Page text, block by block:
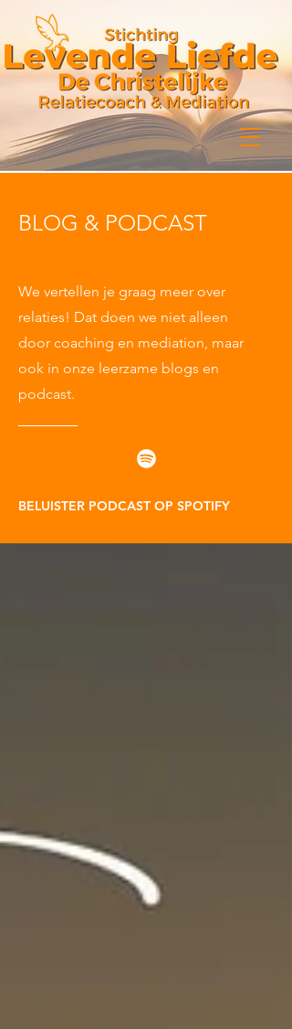
BLOG & PODCAST
We vertellen je graag meer over
relaties! Dat doen we niet alleen
door coaching en mediation, maar
ook in onze leerzame blogs en
podcast.
BELUISTER PODCAST OP SPOTIFY